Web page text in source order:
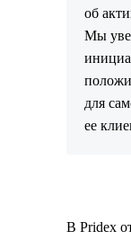
об
Мы
для
ее
В Pridex